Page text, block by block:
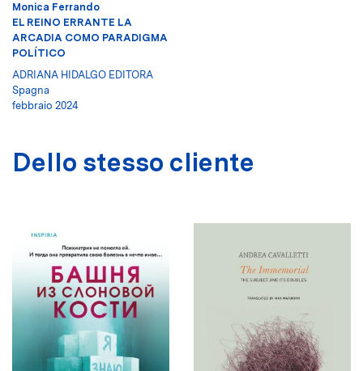
Monica Ferrando
EL REINO ERRANTE LA
ARCADIA COMO PARADIGMA
POLÍTICO
ADRIANA HIDALGO EDITORA
Spagna
febbraio 2024
Dello stesso cliente